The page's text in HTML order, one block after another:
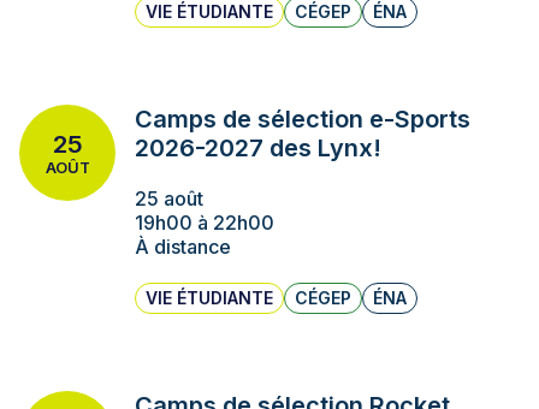
VIE ÉTUDIANTE CÉGEP ÉNA
25
AOÛT
Camps de sélection e-Sports
2026-2027 des Lynx!
25 août
19h00 à 22h00
À distance
VIE ÉTUDIANTE CÉGEP ÉNA